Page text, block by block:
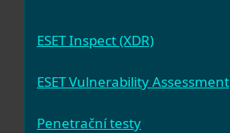
ESET Inspect (XDR)
ESET Vulnerability Assessment
Penetrační testy